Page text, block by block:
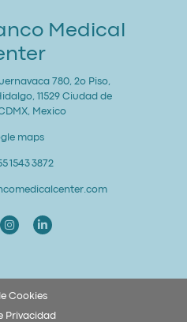
Medical
780, 2o Piso,
11529 Ciudad de
Mexico
maps
1543 3872
Cookies
Privacidad